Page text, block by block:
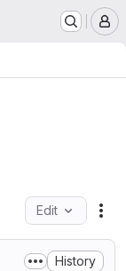
Edit
History